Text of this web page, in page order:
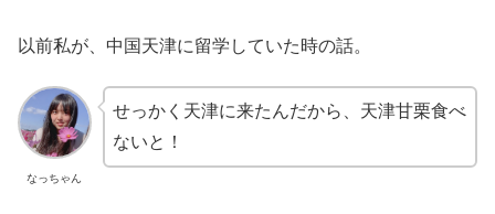
以前私が、中国天津に留学していた時の話。
なっちゃん
せっかく天津に来たんだから、天津甘栗食べ
ないと！